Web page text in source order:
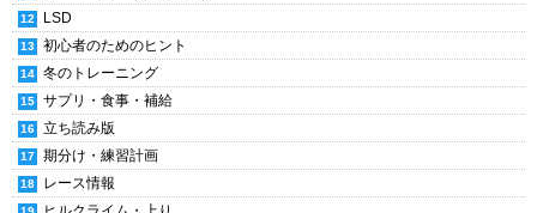
LSD
初心者のためのヒント
冬のトレーニング
サプリ・食事・補給
立ち読み版
期分け・練習計画
レース情報